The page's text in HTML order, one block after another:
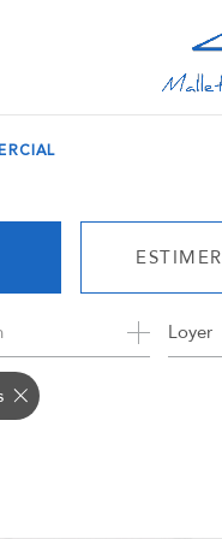
ESTIMER
Loyer